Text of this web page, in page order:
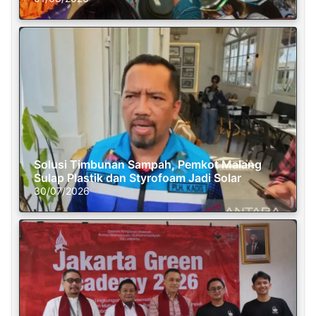
Solusi Timbunan Sampah, Pemkot Malang
Sulap Plastik dan Styrofoam Jadi Solar
30/07/2026